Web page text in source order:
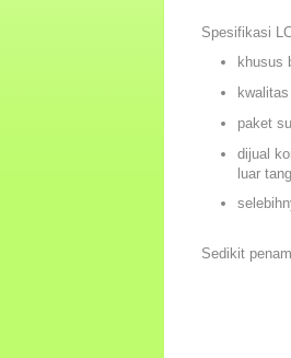
Spesifikasi
khusus
paket
dijual
luar
Sedikit